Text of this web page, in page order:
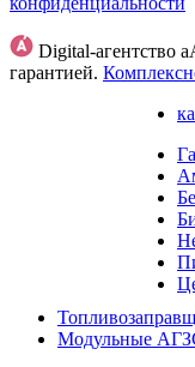
Digital-агентство
гарантией.
Модульные